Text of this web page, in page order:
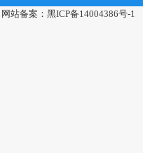
网站备案：黑ICP备14004386号-1